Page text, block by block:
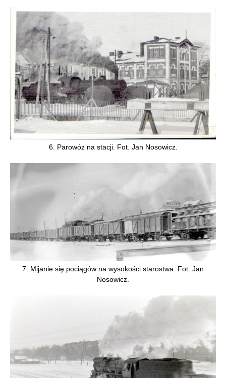
6. Parowóz na stacji. Fot. Jan Nosowicz.
7. Mijanie się pociągów na wysokości starostwa. Fot. Jan
Nosowicz.